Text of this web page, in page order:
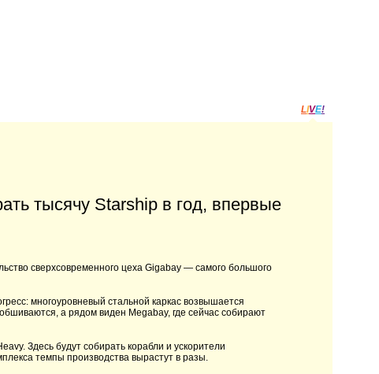
LIVE!
тысячу Starship в год, впервые
сверхсовременного цеха Gigabay — самого большого
многоуровневый стальной каркас возвышается
а рядом виден Megabay, где сейчас собирают
Здесь будут собирать корабли и ускорители
темпы производства вырастут в разы.